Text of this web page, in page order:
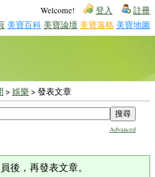
Welcome! 登入 註冊
美寶百科 美寶論壇 美寶落格 美寶地圖
> 娛樂 > 發表文章
Advanced
後，再發表文章。